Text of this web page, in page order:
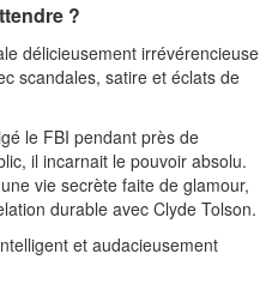
?
délicieusement irrévérencieuse
scandales, satire et éclats de
le FBI pendant près de
il incarnait le pouvoir absolu.
vie secrète faite de glamour,
durable avec Clyde Tolson.
et audacieusement